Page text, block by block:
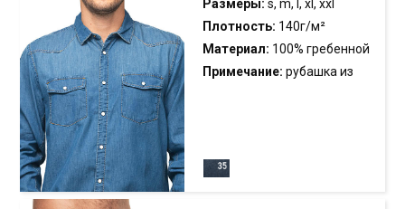
Размеры: s, m, l, xl, xxl
Плотность: 140г/м²
Материал: 100% гребенной
хлопок
Примечание: рубашка из
передних кармана;